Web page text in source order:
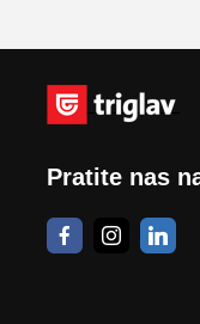
Pratite nas